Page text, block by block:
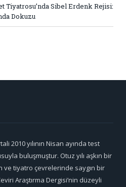
Tiyatrosu’nda Sibel Erdenk Rejisi:
Dokuzu
2010 yılının Nisan ayında test
buluşmuştur. Otuz yılı aşkın bir
ve tiyatro çevrelerinde saygın bir
Araştırma Dergisi’nin düzeyli